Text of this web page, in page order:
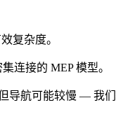
复杂度。
连接的 MEP 模型。
导航可能较慢 — 我们